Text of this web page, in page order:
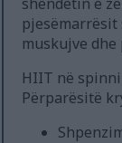
muskujve
HIIT në
Përparësitë